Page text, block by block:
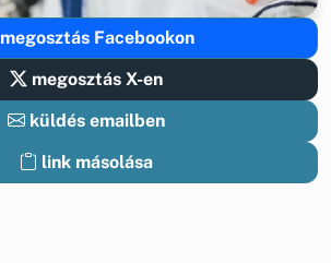
megosztás Facebookon
megosztás X-en
küldés emailben
link másolása